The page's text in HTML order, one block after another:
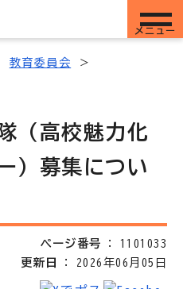
メニュー
教育委員会
（高校魅力化
）募集につい
ページ番号
1101033
更新日
2026年06月05日